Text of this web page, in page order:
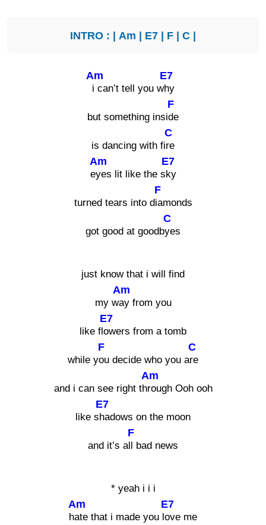
INTRO : | Am | E7 | F | C |
Am
i can’t tell you w
E7
hy
but something insi
F
de
is dancing with fi
C
re
e
Am
yes lit like the s
E7
ky
turned tears into d
F
iamonds
got good at goodb
C
yes
just know that i will find
my w
Am
ay from you
like fl
E7
owers from a tomb
while y
F
ou decide who you a
C
re
and i can see right th
Am
rough Ooh ooh
like s
E7
hadows on the moon
and it’s a
F
ll bad news
* yeah i i i
h
Am
ate that i made you l
E7
ove me